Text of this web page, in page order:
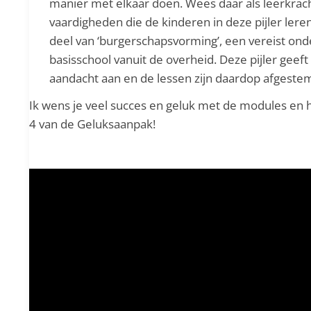
vaardigheden die de kinderen in deze pijler
deel van ‘burgerschapsvorming’, een vereist
basisschool vanuit de overheid. Deze pijler
aandacht aan en de lessen zijn daardop
Ik wens je veel succes en geluk met de modules en
4 van de Geluksaanpak!